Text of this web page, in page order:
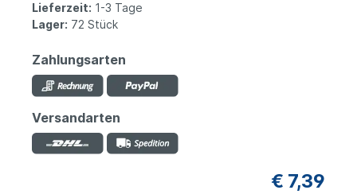
Lieferzeit: 1-3 Tage
Lager: 72 Stück
Zahlungsarten
Versandarten
€ 7,39